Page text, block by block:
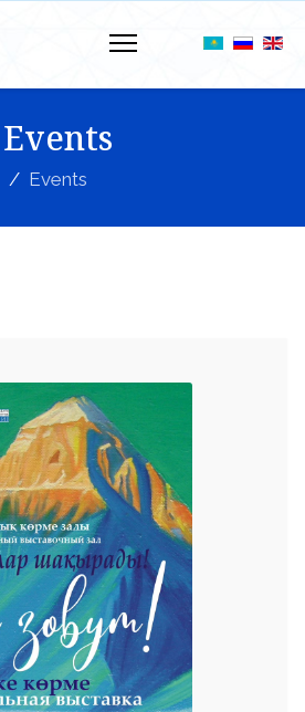
Events
Events